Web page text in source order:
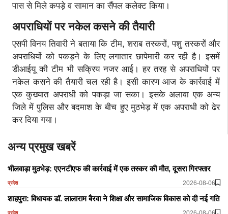
पास से मिले कपड़े व सामान का सैंपल कलेक्ट किया।
अपराधियों पर नकेल कसने की तैयारी
एसपी विनय तिवारी ने बताया कि टीम, शराब तस्करों, पशु तस्करों और
अपराधियों को पकड़ने के लिए लगातार छापेमारी कर रही है। इसमें
डीआईयू की टीम भी सक्रिय नजर आई। हर तरह से अपराधियों पर
नकेल कसने की तैयारी चल रही है। इसी कारण आज के कार्रवाई में
एक कुख्यात अपराधी को पकड़ा जा सका। इसके अलावा एक अन्य
जिले में पुलिस और बदमाश के बीच हुए मुठभेड़ में एक अपराधी को ढेर
कर दिया गया।
अन्य प्रमुख खबरें
भीलवाड़ा मुठभेड़: एएनटीएफ की कार्रवाई में एक तस्कर की मौत, दूसरा गिरफ्तार
प्रदेश 2026-08-06
शाहपुरा: विधायक डॉ. लालाराम बैरवा ने शिक्षा और सामाजिक विकास को दी नई गति
प्रदेश